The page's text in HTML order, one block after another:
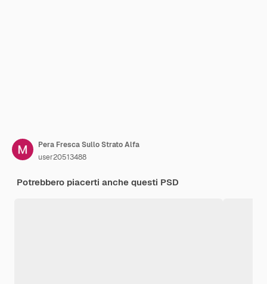
Pera Fresca Sullo Strato Alfa
user20513488
Potrebbero piacerti anche questi PSD